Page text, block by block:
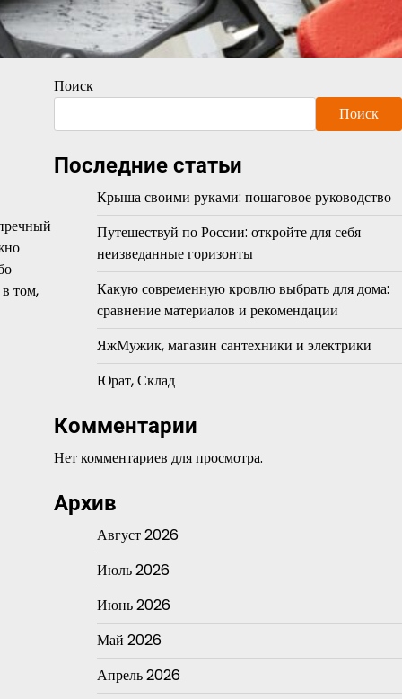
том,
Поиск
Поиск
Последние статьи
Крыша своими руками: пошаговое руководство
Путешествуй по России: откройте для себя
неизведанные горизонты
Какую современную кровлю выбрать для дома:
сравнение материалов и рекомендации
ЯжМужик, магазин сантехники и электрики
Юрат, Склад
Комментарии
Нет комментариев для просмотра.
Архив
Август 2026
Июль 2026
Июнь 2026
Май 2026
Апрель 2026